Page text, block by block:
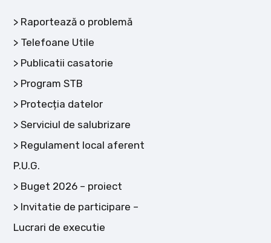
Raportează o problemă
Telefoane Utile
Publicatii casatorie
Program STB
Protecția datelor
Serviciul de salubrizare
Regulament local aferent
P.U.G.
Buget 2026 – proiect
Invitatie de participare –
Lucrari de executie